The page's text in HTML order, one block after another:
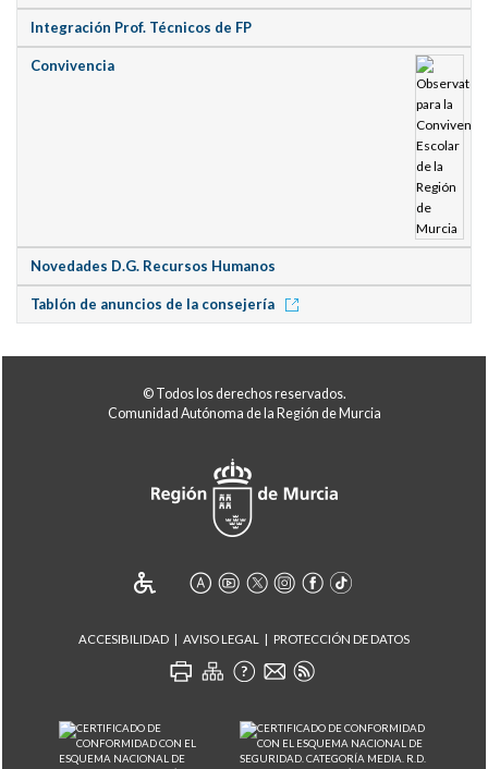
Integración Prof. Técnicos de FP
Convivencia
Novedades D.G. Recursos Humanos
Tablón de anuncios de la consejería
© Todos los derechos reservados.
Comunidad Autónoma de la Región de Murcia
ACCESIBILIDAD AVISO LEGAL PROTECCIÓN DE DATOS